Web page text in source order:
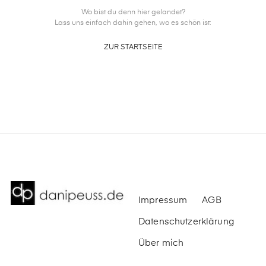
Wo bist du denn hier gelandet?
Lass uns einfach dahin gehen, wo es schön ist:
ZUR STARTSEITE
Impressum AGB
Datenschutzerklärung
Über mich